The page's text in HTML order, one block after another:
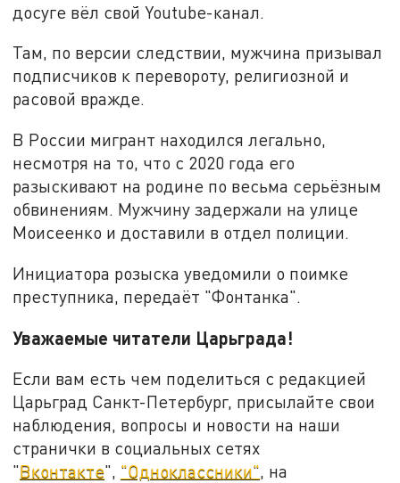
досуге вёл свой Youtube-канал.
Там, по версии следствии, мужчина призывал
подписчиков к перевороту, религиозной и
расовой вражде.
В России мигрант находился легально,
несмотря на то, что с 2020 года его
разыскивают на родине по весьма серьёзным
обвинениям. Мужчину задержали на улице
Моисеенко и доставили в отдел полиции.
Инициатора розыска уведомили о поимке
преступника, передаёт "Фонтанка".
Уважаемые читатели Царьграда!
Если вам есть чем поделиться с редакцией
Царьград Санкт-Петербург, присылайте свои
наблюдения, вопросы и новости на наши
странички в социальных сетях
"Вконтакте", "Одноклассники", на